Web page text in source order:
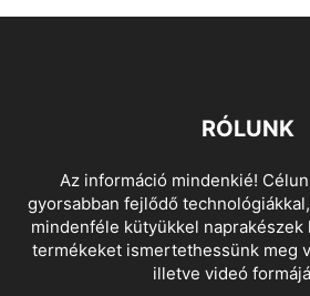
RÓLUNK
Az információ mindenkié!
gyorsabban fejlődő
mindenféle kütyükkel
termékeket ismertethessünk meg
illetve videó